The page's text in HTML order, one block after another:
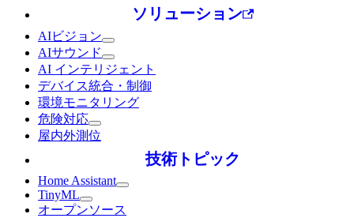
ソリューション
AIビジョン
AIサウンド
AI インテリジェント
デバイス統合・制御
環境モニタリング
危険対応
屋内外測位
技術トピック
Home Assistant
TinyML
オープンソース